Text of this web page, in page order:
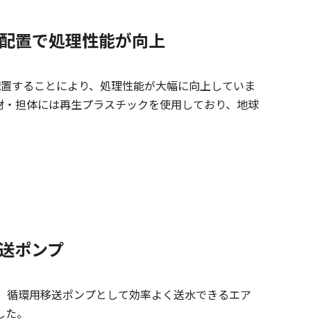
置で処理性能が向上
することにより、処理性能が大幅に向上していま
担体には再生プラスチックを使用しており、地球
ポンプ
循環用移送ポンプとして効率よく送水できるエア
。